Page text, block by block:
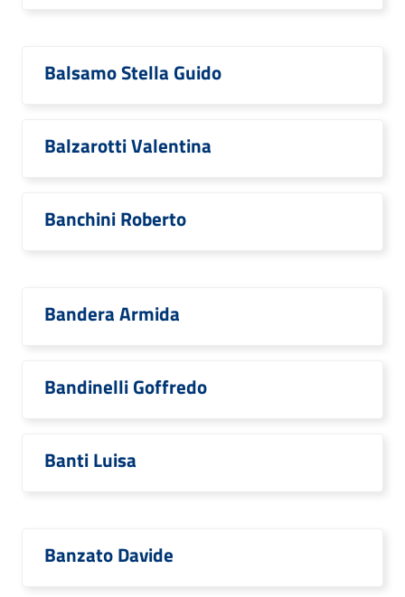
Balsamo Stella Guido
Balzarotti Valentina
Banchini Roberto
Bandera Armida
Bandinelli Goffredo
Banti Luisa
Banzato Davide